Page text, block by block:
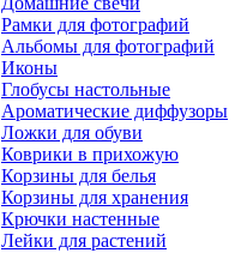
Рамки для фотографий
Альбомы для фотографий
Иконы
Глобусы настольные
Ароматические диффузоры
Ложки для обуви
Коврики в прихожую
Корзины для белья
Корзины для хранения
Крючки настенные
Лейки для растений